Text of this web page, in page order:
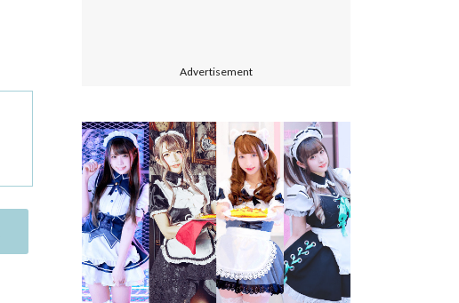
Advertisement